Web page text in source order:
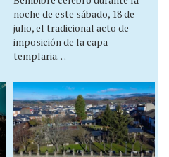
noche de este sábado, 18 de
julio, el tradicional acto de
imposición de la capa
templaria…